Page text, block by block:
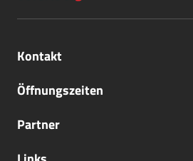
Kontakt
+43 (5572) 40797
Öffnungszeiten
Partner